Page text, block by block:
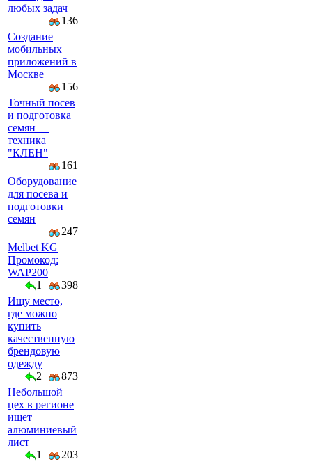
любых задач
136
Создание
мобильных
приложений в
Москве
156
Точный посев
и подготовка
семян —
техника
"КЛЕН"
161
Оборудование
для посева и
подготовки
семян
247
Melbet KG
Промокод:
WAP200
1
398
Ищу место,
где можно
купить
качественную
брендовую
одежду
2
873
Небольшой
цех в регионе
ищет
алюминиевый
лист
1
203